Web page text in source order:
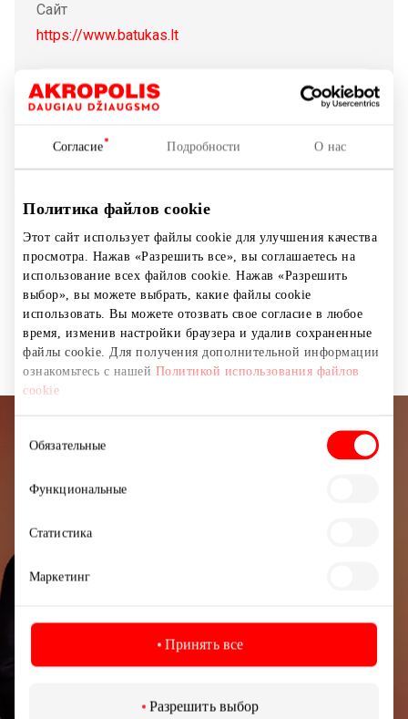
Согласие Подробности О нас
Политика файлов cookie
Этот сайт использует файлы cookie для улучшения качества
просмотра. Нажав «Разрешить все», вы соглашаетесь на
использование всех файлов cookie. Нажав «Разрешить
выбор», вы можете выбрать, какие файлы cookie
использовать. Вы можете отозвать свое согласие в любое
время, изменив настройки браузера и удалив сохраненные
файлы cookie. Для получения дополнительной информации
ознакомьтесь с нашей Политикой использования файлов
cookie
согласия
Обязательные
Функциональные
Статистика
Маркетинг
Принять все
Разрешить выбор
Сайт
https://www.batukas.lt
Показать на карте
BATUKAS – магазин ортопедной-профилактной обуви и
что она может влиять на развитие ноги.Обувь никогда
передвигаться,но должна стимулировать его развитие
помогая ему естественным способом.
Товары для детей
Подписывайтесь на рассылку
мероприятиях и самой свежей информации от
Подписаться